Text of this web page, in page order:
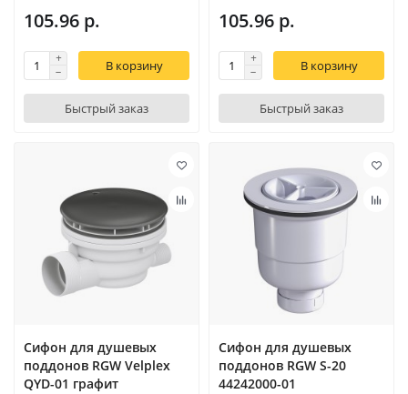
105.96 р.
В корзину
Быстрый заказ
105.96 р.
В корзину
Быстрый заказ
Сифон для душевых
поддонов RGW Velplex
QYD-01 графит
Сифон для душевых
поддонов RGW S-20
44242000-01